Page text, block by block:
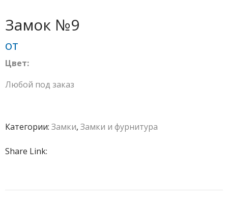
Замок №9
от
Цвет:
Любой под заказ
Категории: Замки, Замки и фурнитура
Share Link: